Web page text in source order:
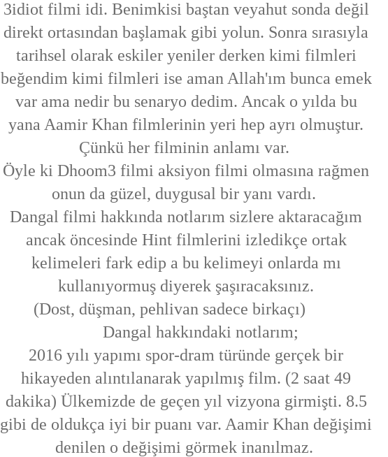
3idiot filmi idi. Benimkisi baştan veyahut sonda değil
direkt ortasından başlamak gibi yolun. Sonra sırasıyla
tarihsel olarak eskiler yeniler derken kimi filmleri
beğendim kimi filmleri ise aman Allah'ım bunca emek
var ama nedir bu senaryo dedim. Ancak o yılda bu
yana Aamir Khan filmlerinin yeri hep ayrı olmuştur.
Çünkü her filminin anlamı var.
Öyle ki Dhoom3 filmi aksiyon filmi olmasına rağmen
onun da güzel, duygusal bir yanı vardı.
Dangal filmi hakkında notlarım sizlere aktaracağım
ancak öncesinde Hint filmlerini izledikçe ortak
kelimeleri fark edip a bu kelimeyi onlarda mı
kullanıyormuş diyerek şaşıracaksınız.
(Dost, düşman, pehlivan sadece birkaçı)
Dangal hakkındaki notlarım;
2016 yılı yapımı spor-dram türünde gerçek bir
hikayeden alıntılanarak yapılmış film. (2 saat 49
dakika) Ülkemizde de geçen yıl vizyona girmişti. 8.5
gibi de oldukça iyi bir puanı var. Aamir Khan değişimi
denilen o değişimi görmek inanılmaz.